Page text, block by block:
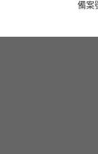
備案